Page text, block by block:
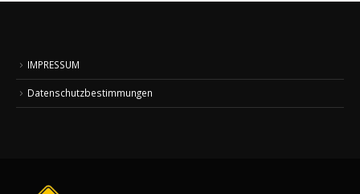
IMPRESSUM
Datenschutzbestimmungen